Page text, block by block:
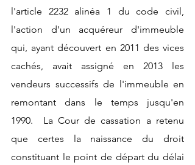
l'article 2232 alinéa 1 du code civil,
l'action d'un acquéreur d'immeuble
qui, ayant découvert en 2011 des vices
cachés, avait assigné en 2013 les
vendeurs successifs de l'immeuble en
remontant dans le temps jusqu'en
1990.  La Cour de cassation a retenu
que certes la naissance du droit
constituant le point de départ du délai